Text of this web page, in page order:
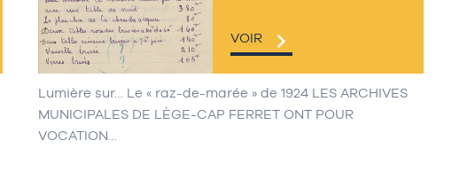
VOIR
Lumière sur… Le « raz-de-marée » de 1924 LES ARCHIVES
MUNICIPALES DE LÈGE-CAP FERRET ONT POUR
VOCATION…